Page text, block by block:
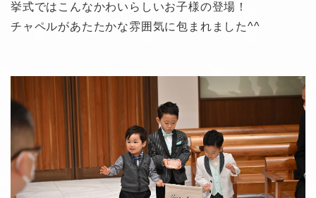
挙式ではこんなかわいらしいお子様の登場！
チャペルがあたたかな雰囲気に包まれました^^